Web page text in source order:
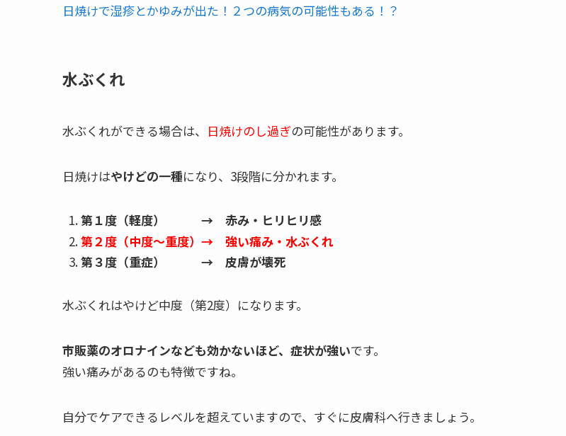
日焼けで湿疹とかゆみが出た！２つの病気の可能性もある！？
水ぶくれ
水ぶくれができる場合は、 日焼けのし過ぎの可能性があります。
日焼けはやけどの一種になり、3段階に分かれます。
第１度（軽度） → 赤み・ヒリヒリ感
第２度（中度～重度）→ 強い痛み・水ぶくれ
第３度（重症） → 皮膚が壊死
水ぶくれはやけど中度（第2度）になります。
市販薬のオロナインなども効かないほど、症状が強いです。
強い痛みがあるのも特徴ですね。
自分でケアできるレベルを超えていますので、すぐに皮膚科へ行きましょう。